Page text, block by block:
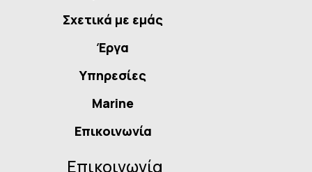
Σχετικά με εμάς
Έργα
Υπηρεσίες
Marine
Επικοινωνία
Επικοινωνία